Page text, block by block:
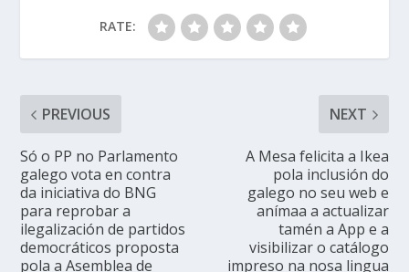
RATE:
PREVIOUS
Só o PP no Parlamento
galego vota en contra
da iniciativa do BNG
para reprobar a
ilegalización de partidos
democráticos proposta
pola a Asemblea de
NEXT
A Mesa felicita a Ikea
pola inclusión do
galego no seu web e
anímaa a actualizar
tamén a App e a
visibilizar o catálogo
impreso na nosa lingua